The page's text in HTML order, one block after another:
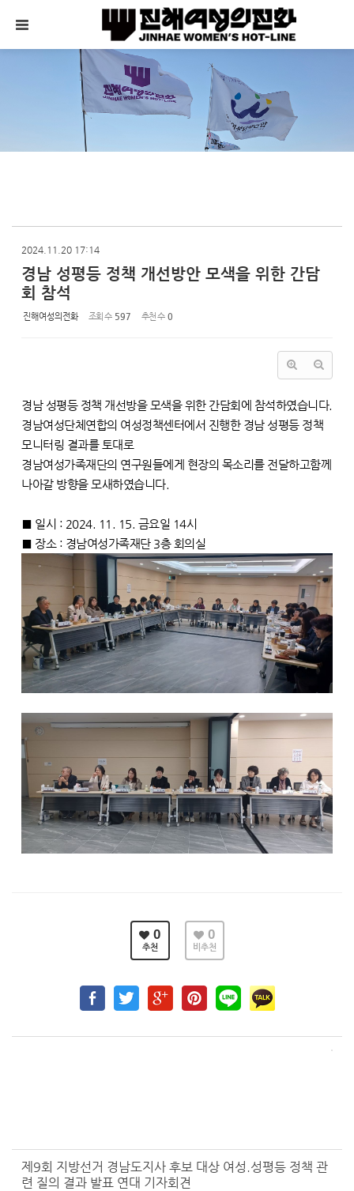
메뉴 건너뛰기
2024.11.20 17:14
경남 성평등 정책 개선방안 모색을 위한 간담
회 참석
진해여성의전화 조회 수 597 추천 수 0
경남 성평등 정책 개선방을 모색을 위한 간담회에 참석하였습니다.
경남여성단체연합의 여성정책센터에서 진행한 경남 성평등 정책
모니터링 결과를 토대로
경남여성가족재단의 연구원들에게 현장의 목소리를 전달하고함께
나아갈 방향을 모새하였습니다.
■ 일시 : 2024. 11. 15. 금요일 14시
■ 장소 : 경남여성가족재단 3층 회의실
0
추천
0
비추천
제9회 지방선거 경남도지사 후보 대상 여성.성평등 정책 관
련 질의 결과 발표 연대 기자회견